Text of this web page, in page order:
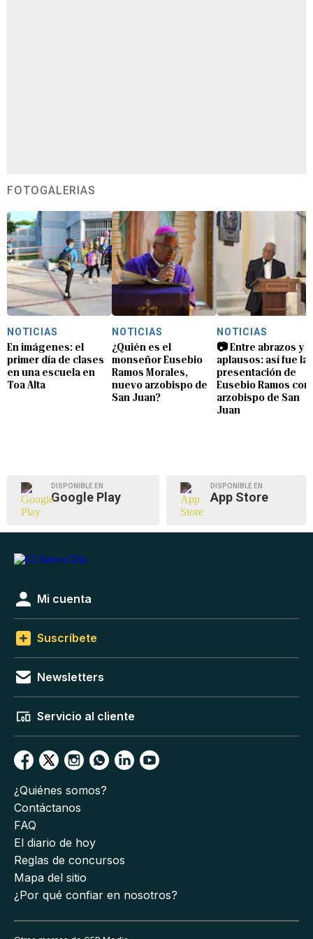
FOTOGALERÍAS
NOTICIAS
En imágenes: el
primer día de clases
en una escuela en
Toa Alta
NOTICIAS
¿Quién es el
monseñor Eusebio
Ramos Morales,
nuevo arzobispo de
San Juan?
NOTICIAS
📷 Entre abrazos y
aplausos: así fue la
presentación de
Eusebio Ramos
arzobispo de San
Juan
DISPONIBLE EN
Google Play
DISPONIBLE EN
App Store
Mi cuenta
Suscríbete
Newsletters
Servicio al cliente
¿Quiénes somos?
Contáctanos
FAQ
El diario de hoy
Reglas de concursos
Mapa del sitio
¿Por qué confiar en nosotros?